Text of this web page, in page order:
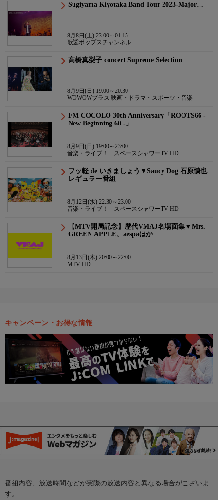
Sugiyama Kiyotaka Band Tour 2023-Major…
8月8日(土) 23:00～01:15
歌謡ポップスチャンネル
高橋真梨子 concert Supreme Selection
8月9日(日) 19:00～20:30
WOWOWプラス 映画・ドラマ・スポーツ・音楽
FM COCOLO 30th Anniversary「ROOTS66 -
New Beginning 60 -」
8月9日(日) 19:00～23:00
音楽・ライブ！ スペースシャワーTV HD
フッ軽 de いきましょう▼Saucy Dog 石原慎也
レギュラー番組
8月12日(水) 22:30～23:00
音楽・ライブ！ スペースシャワーTV HD
【MTV開局記念】歴代VMAJ名場面集▼Mrs.
GREEN APPLE、aespaほか
8月13日(木) 20:00～22:00
MTV HD
キャンペーン・お得な情報
番組内容、放送時間などが実際の放送内容と異なる場合がございま
す。